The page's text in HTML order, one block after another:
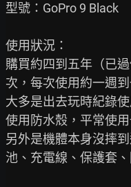
型號：GoPro 9 Black
使用狀況：
購買約四到五年（已
次，每次使用約一週
大多是出去玩時紀錄
使用防水殼，平常使
另外是機體本身沒摔
池、充電線、保護套